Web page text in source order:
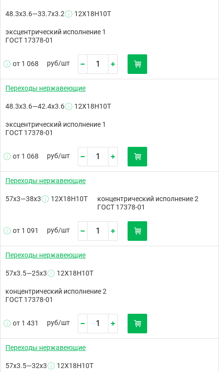
48.3х3.6—33.7х3.2 12Х18Н10Т
эксцентрический исполнение 1
ГОСТ 17378-01
от 1 068 руб/шт
Переходы нержавеющие
48.3х3.6—42.4х3.6 12Х18Н10Т
эксцентрический исполнение 1
ГОСТ 17378-01
от 1 068 руб/шт
Переходы нержавеющие
57х3—38х3 12Х18Н10Т
концентрический исполнение 2
ГОСТ 17378-01
от 1 091 руб/шт
Переходы нержавеющие
57х3.5—25х3 12Х18Н10Т
концентрический исполнение 2
ГОСТ 17378-01
от 1 431 руб/шт
Переходы нержавеющие
57х3.5—32х3 12Х18Н10Т